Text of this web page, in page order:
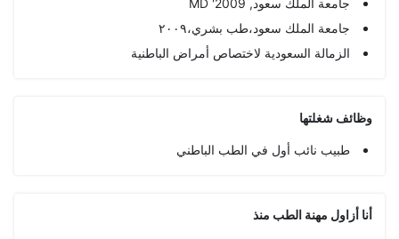
جامعة الملك سعود, MD '2009
جامعة الملك سعود،طب بشري،٢٠٠٩
الزمالة السعودية لاختصاص أمراض الباطنية
وظائف شغلتها
طبيب نائب أول في الطب الباطني
أنا أزاول مهنة الطب منذ